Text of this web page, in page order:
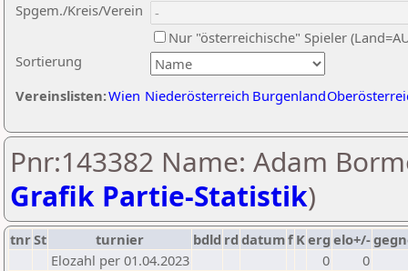
Sortierung
Spgem./Kreis/Verein
Nur "österreichische" Spieler
Vereinslisten:Wien Niederösterreich Burgenland
Pnr:143382 Name: Adam
Grafik Partie-Statistik)
tnrSt turnier bdld rd datumf Kerg elo+/-
Elozahl per 01.04.2023
0
0